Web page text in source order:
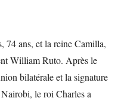
74 ans, et la reine Camilla,
William Ruto. Après le
bilatérale et la signature
le roi Charles a